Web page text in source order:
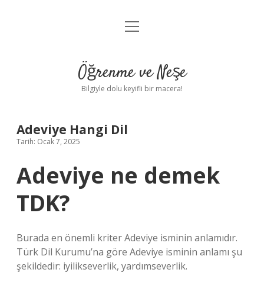
Anasayfa
Yasal Uyarı
menüyü
Öğrenme ve Neşe
Bilgiyle dolu keyifli bir macera!
Adeviye Hangi Dil
Tarih: Ocak 7, 2025
Adeviye ne demek
TDK?
Burada en önemli kriter Adeviye isminin anlamıdır.
Türk Dil Kurumu’na göre Adeviye isminin anlamı şu
şekildedir: iyilikseverlik, yardımseverlik.